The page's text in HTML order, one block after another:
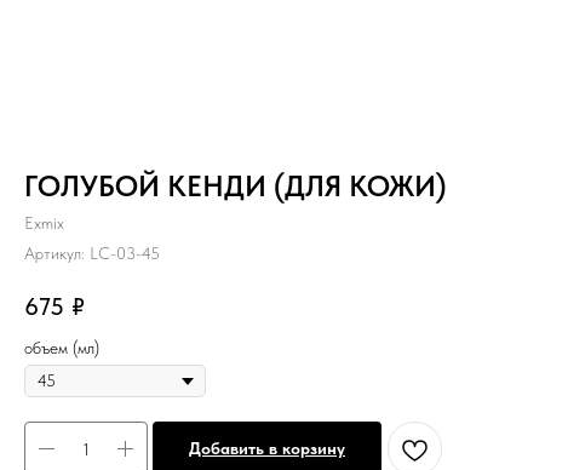
ГОЛУБОЙ КЕНДИ (ДЛЯ КОЖИ)
Exmix
Артикул: LC-03-45
675 ₽
объем (мл)
Добавить в корзину